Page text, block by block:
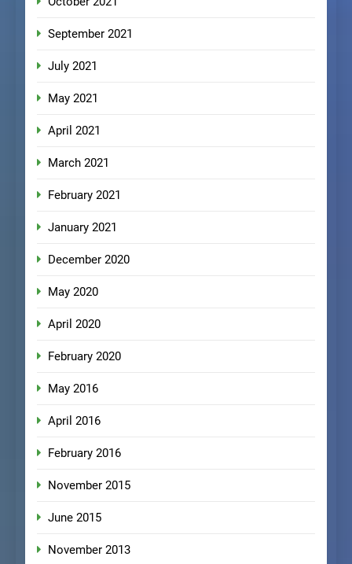
September 2021
July 2021
May 2021
April 2021
March 2021
February 2021
January 2021
December 2020
May 2020
April 2020
February 2020
May 2016
April 2016
February 2016
November 2015
June 2015
November 2013